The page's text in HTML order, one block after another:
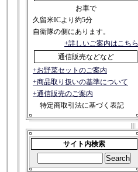
お車で
久留米ICより約5分
自衛隊の側にあります。
+詳しいご案内はこちら
通信販売などなど
+お野菜セットのご案内
+商品取り扱いの基準について
+通信販売のご案内
特定商取引法に基づく表記
サイト内検索